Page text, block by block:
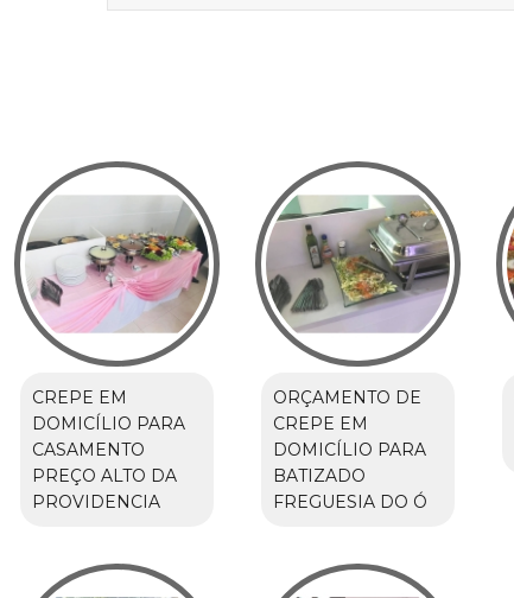
CREPE EM
DOMICÍLIO PARA
CASAMENTO
PREÇO ALTO DA
PROVIDENCIA
ORÇAMENTO DE
CREPE EM
DOMICÍLIO PARA
BATIZADO
FREGUESIA DO Ó